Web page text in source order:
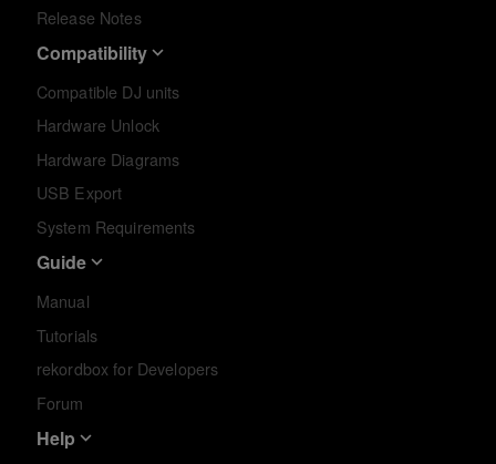
Release Notes
Compatibility
Compatible DJ units
Hardware Unlock
Hardware Diagrams
USB Export
System Requirements
Guide
Manual
Tutorials
rekordbox for Developers
Forum
Help